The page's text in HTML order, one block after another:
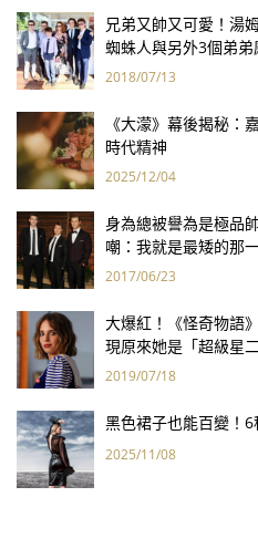
兄弟又帥又可愛！湯
蜘蛛人與另外3個弟弟
2018/07/13
《大濛》幕後揭秘：
時代精神
2025/12/04
身為總被譽為是極品
嘲：我就是最矮的那
2017/06/23
大爆紅！《怪奇物語
現原來她是「超級星
2019/07/18
黑色裙子也能百變！
2025/11/08